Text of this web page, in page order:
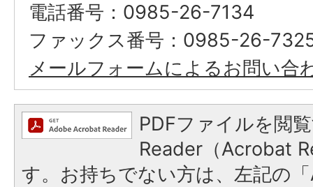
電話番号：0985-26-7134
ファックス番号：0985-26-
メールフォームによるお問い合
PDFファイルを閲
Reader（Acrobat
す。お持ちでない方は、左記の